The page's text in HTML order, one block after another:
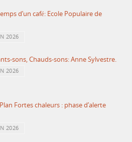
d’un café: Ecole Populaire de
2026
sons, Chauds-sons: Anne Sylvestre.
2026
Fortes chaleurs : phase d’alerte
2026